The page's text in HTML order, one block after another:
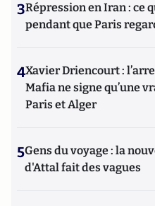
3Répression en Iran : ce
pendant que Paris
4Xavier Driencourt :
Mafia ne signe qu’une
Paris et Alger
5Gens du voyage : la
d'Attal fait des vagues